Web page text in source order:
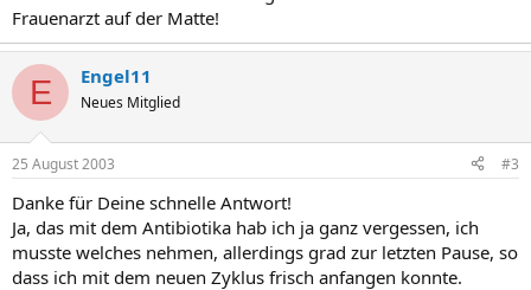
Frauenarzt auf der Matte!
E Engel11
Neues Mitglied
25 August 2003 #3
Danke für Deine schnelle Antwort!
Ja, das mit dem Antibiotika hab ich ja ganz vergessen, ich
musste welches nehmen, allerdings grad zur letzten Pause, so
dass ich mit dem neuen Zyklus frisch anfangen konnte.